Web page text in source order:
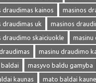
draudimas kainos
masinos
draudimas uk
masinos
draudimo skaiciuokle
masinu
masinu draudimo
masyvo baldu gamyba
kaunas
mato baldai kaune